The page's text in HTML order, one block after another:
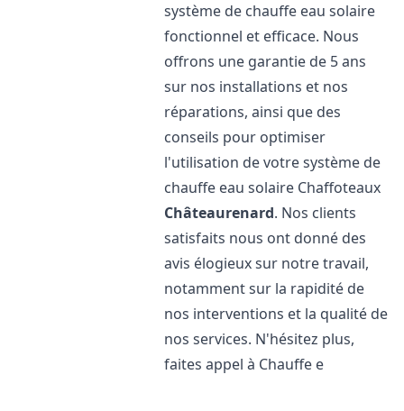
système de chauffe eau solaire
fonctionnel et efficace. Nous
offrons une garantie de 5 ans
sur nos installations et nos
réparations, ainsi que des
conseils pour optimiser
l'utilisation de votre système de
chauffe eau solaire Chaffoteaux
Châteaurenard. Nos clients
satisfaits nous ont donné des
avis élogieux sur notre travail,
notamment sur la rapidité de
nos interventions et la qualité de
nos services. N'hésitez plus,
faites appel à Chauffe e